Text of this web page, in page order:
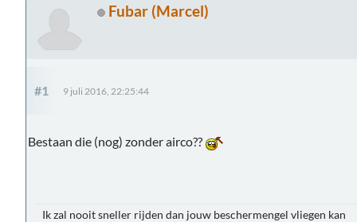
Fubar (Marcel)
#1 9 juli 2016, 22:25:44
Bestaan die (nog) zonder airco??
Ik zal nooit sneller rijden dan jouw beschermengel vliegen kan